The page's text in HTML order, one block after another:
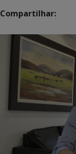
Compartilhar: